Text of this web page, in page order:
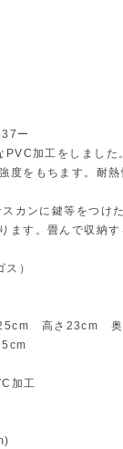
ー
加工をしました
度をもちます。耐
カンに鍵等をつけ
ます。畳んで収納す
）
高さ23cm 奥
加工